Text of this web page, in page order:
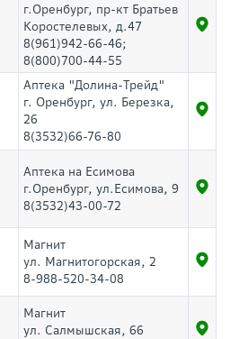
г.Оренбург, пр-кт Братьев
Коростелевых, д.47
8(961)942-66-46;
8(800)700-44-55
Аптека "Долина-Трейд"
г. Оренбург, ул. Березка,
26
8(3532)66-76-80
Аптека на Есимова
г.Оренбург, ул.Есимова, 9
8(3532)43-00-72
Магнит
ул. Магнитогорская, 2
8-988-520-34-08
Магнит
ул. Салмышская, 66